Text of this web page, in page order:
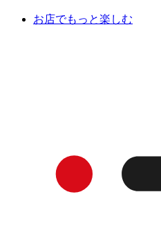
お店でもっと楽しむ